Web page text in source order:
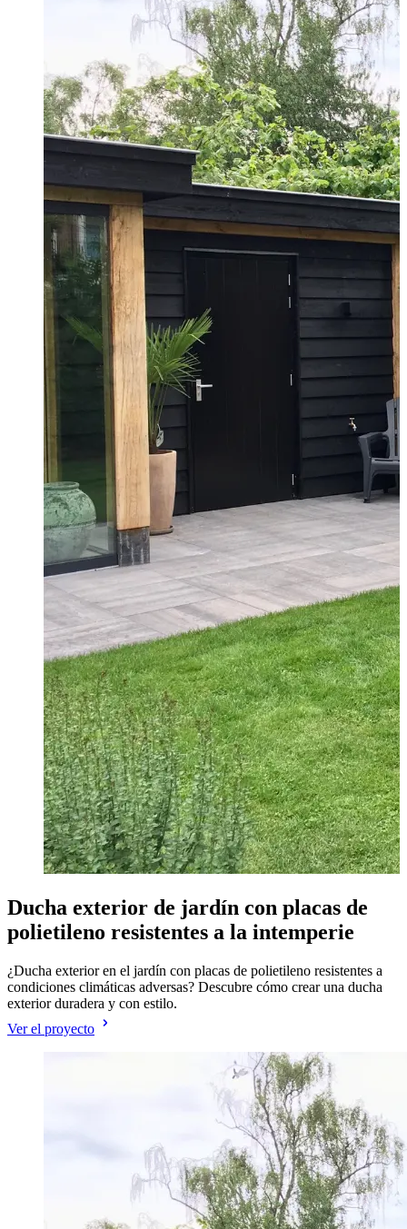
Ducha exterior de jardín con placas de
polietileno resistentes a la intemperie
¿Ducha exterior en el jardín con placas de polietileno resistentes a
condiciones climáticas adversas? Descubre cómo crear una ducha
exterior duradera y con estilo.
Ver el proyecto